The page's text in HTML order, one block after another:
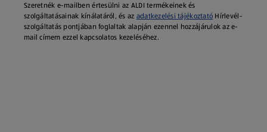
Szeretnék e-mailben értesülni az ALDI termékeinek és
szolgáltatásainak kínálatáról, és az adatkezelési tájékoztató Hírlevél-
szolgáltatás pontjában foglaltak alapján ezennel hozzájárulok az e-
mail címem ezzel kapcsolatos kezeléséhez.